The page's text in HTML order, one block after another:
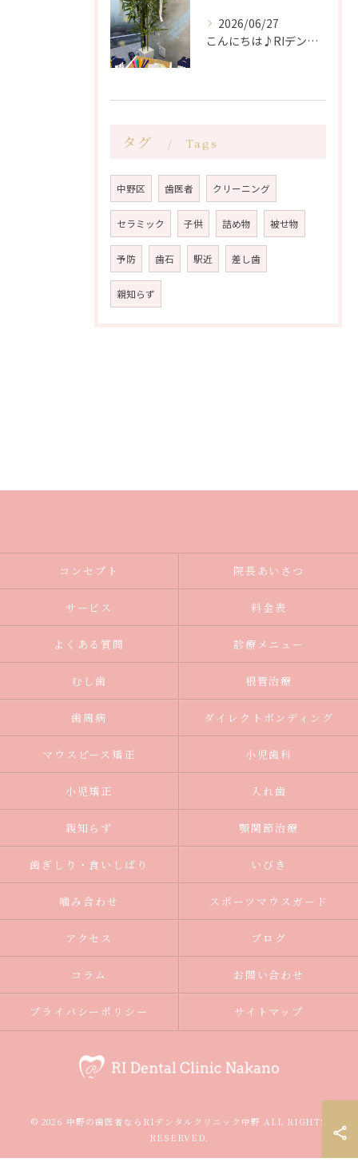
2026/06/27
こんにちは♪RIデンタルクリニック中野です🦷
タグ Tags
中野区 歯医者 クリーニング
セラミック 子供 詰め物 被せ物
予防 歯石 駅近 差し歯
親知らず
コンセプト 院長あいさつ
サービス 料金表
よくある質問 診療メニュー
むし歯 根管治療
歯周病 ダイレクトボンディング
マウスピース矯正 小児歯科
小児矯正 入れ歯
親知らず 顎関節治療
歯ぎしり・食いしばり いびき
噛み合わせ スポーツマウスガード
アクセス ブログ
コラム お問い合わせ
プライバシーポリシー サイトマップ
© 2026 中野の歯医者ならRIデンタルクリニック中野 ALL RIGHTS
RESERVED.